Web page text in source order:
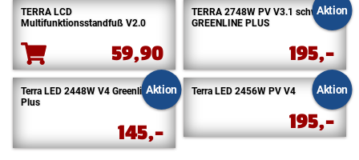
TERRA LCD
Multifunktionsstandfuß V2.0
59,90
Aktion
TERRA 2748W PV V3.1 schwarz
GREENLINE PLUS
195,-
Aktion
Terra LED 2448W V4 Greenline
Plus
145,-
Aktion
Terra LED 2456W PV V4
195,-